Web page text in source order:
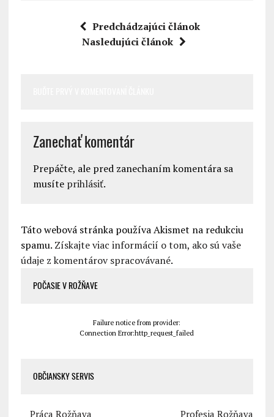
Predchádzajúci článok
Nasledujúci článok
Zanechať komentár
Prepáčte, ale pred zanechaním komentára sa
musíte prihlásiť.
Táto webová stránka používa Akismet na redukciu
spamu. Získajte viac informácií o tom, ako sú vaše
údaje z komentárov spracovávané.
POČASIE V ROŽŇAVE
Failure notice from provider:
Connection Error:http_request_failed
OBČIANSKY SERVIS
Práca Rožňava
Profesia Rožňava